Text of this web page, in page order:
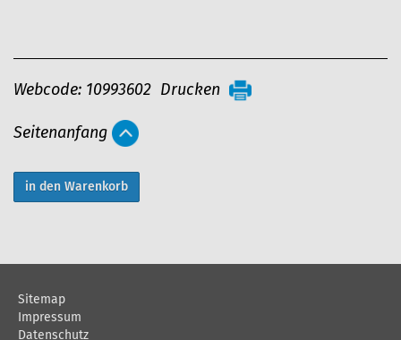
A
t
i
k
t
Webcode: 10993602 Drucken
Seitenanfang
Sitemap
Impressum
Datenschutz